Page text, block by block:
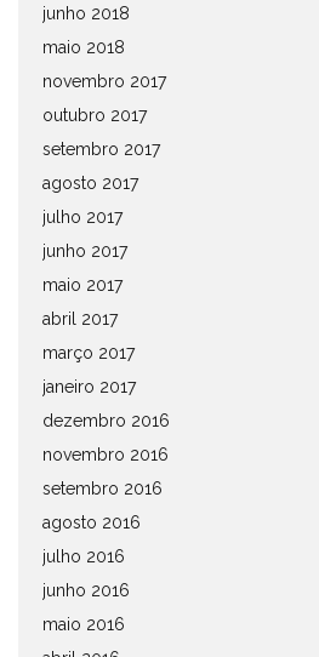
junho 2018
maio 2018
novembro 2017
outubro 2017
setembro 2017
agosto 2017
julho 2017
junho 2017
maio 2017
abril 2017
março 2017
janeiro 2017
dezembro 2016
novembro 2016
setembro 2016
agosto 2016
julho 2016
junho 2016
maio 2016